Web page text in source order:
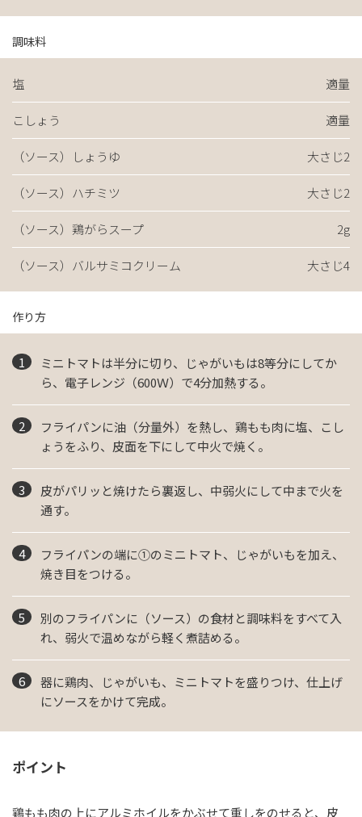
調味料
塩 適量
こしょう 適量
（ソース）しょうゆ 大さじ2
（ソース）ハチミツ 大さじ2
（ソース）鶏がらスープ 2g
（ソース）バルサミコクリーム 大さじ4
作り方
ミニトマトは半分に切り、じゃがいもは8等分にしてか
ら、電子レンジ（600Ｗ）で4分加熱する。
フライパンに油（分量外）を熱し、鶏もも肉に塩、こし
ょうをふり、皮面を下にして中火で焼く。
皮がパリッと焼けたら裏返し、中弱火にして中まで火を
通す。
フライパンの端に①のミニトマト、じゃがいもを加え、
焼き目をつける。
別のフライパンに（ソース）の食材と調味料をすべて入
れ、弱火で温めながら軽く煮詰める。
器に鶏肉、じゃがいも、ミニトマトを盛りつけ、仕上げ
にソースをかけて完成。
ポイント
鶏もも肉の上にアルミホイルをかぶせて重しをのせると、皮